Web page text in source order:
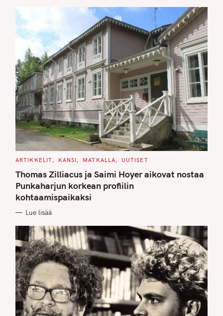
C
T
E
G
O
R
I
S
ARTIKKELIT KANSI MATKALLA UUTISET
Thomas Zilliacus ja Saimi Hoyer aikovat nostaa
Punkaharjun korkean profiilin
kohtaamispaikaksi
Lue lisää